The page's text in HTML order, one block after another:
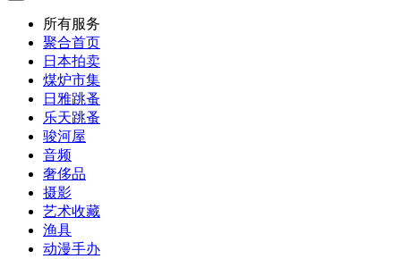
所有服务
聚合首页
日本拍卖
煤炉市集
日雅跳蚤
乐天跳蚤
骏河屋
音频
奢侈品
摄影
艺术收藏
渔具
动漫手办